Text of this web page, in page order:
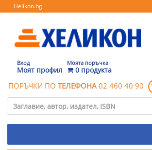
Helikon.bg
Вход
Моят профил
Моята поръчка
0 продукта
ПОРЪЧКИ ПО ТЕЛЕФОНА 02 460 40 90